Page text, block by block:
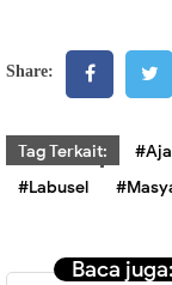
Share:
Tag Terkait:
#Labusel
Baca juga: